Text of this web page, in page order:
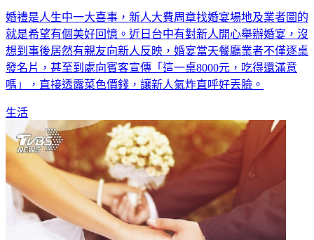
婚禮是人生中一大喜事，新人大費周章找婚宴場地及業者圖的
就是希望有個美好回憶。近日台中有對新人開心舉辦婚宴，沒
想到事後居然有親友向新人反映，婚宴當天餐廳業者不僅逐桌
發名片，甚至到處向賓客宣傳「這一桌8000元，吃得還滿意
嗎」，直接透露菜色價錢，讓新人氣炸直呼好丟臉。
生活